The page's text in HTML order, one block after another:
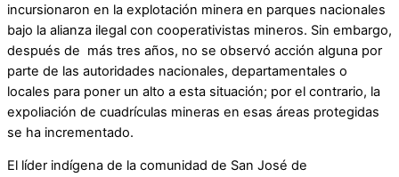
incursionaron en la explotación minera en parques nacionales
bajo la alianza ilegal con cooperativistas mineros. Sin embargo,
después de más tres años, no se observó acción alguna por
parte de las autoridades nacionales, departamentales o
locales para poner un alto a esta situación; por el contrario, la
expoliación de cuadrículas mineras en esas áreas protegidas
se ha incrementado.
El líder indígena de la comunidad de San José de